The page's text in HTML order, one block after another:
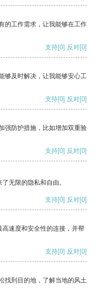
的工作需求，让我能够在工作
支持[0] 反对[0]
够及时解决，让我能够安心工
支持[0] 反对[0]
强防护措施，比如增加双重验
支持[0] 反对[0]
无限的隐私和自由。
支持[0] 反对[0]
速度和安全性的连接，并帮
支持[0] 反对[0]
找到目的地，了解当地的风土